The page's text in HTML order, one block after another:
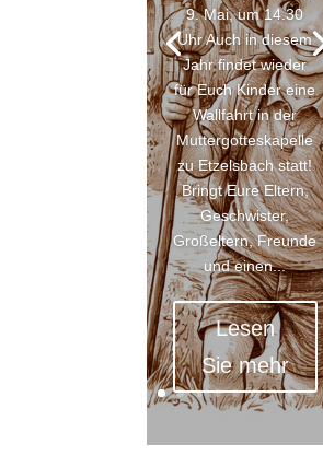
9. Mai, um 14.30
Uhr Auch in diesem
Jahr findet wieder
für Euch Kinder eine
Wallfahrt in der
Muttergotteskapelle
zu Etzelsbach statt!
Bringt Eure Eltern,
Geschwister,
Großeltern, Freunde
und einen...
Lesen
Sie mehr